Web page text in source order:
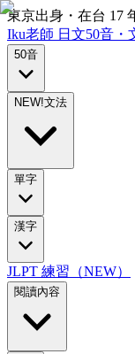
東京出身・在台 17
Iku老師 日文50音・
50音
NEW!文法
單字
漢字
JLPT 練習（NEW）
閱讀內容